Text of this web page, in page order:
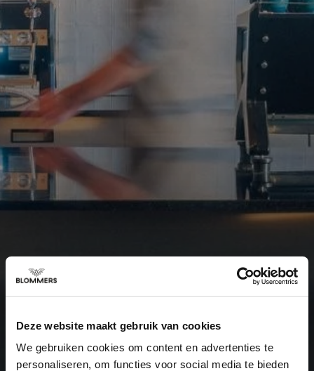
Deze website maakt gebruik van cookies
We gebruiken cookies om content en advertenties te
personaliseren, om functies voor social media te bieden